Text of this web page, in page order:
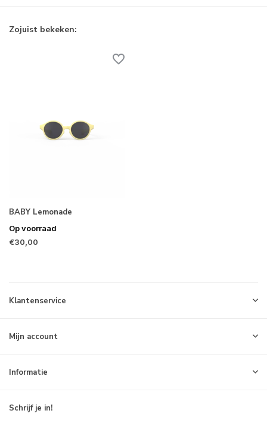
Zojuist bekeken:
BABY Lemonade
Op voorraad
€30,00
Klantenservice
Mijn account
Informatie
Schrijf je in!